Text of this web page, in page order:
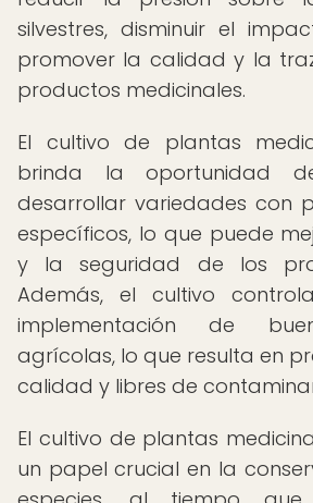
silvestres, disminuir el
promover la calidad y la
productos medicinales.
El cultivo de plantas
brinda la oportunidad
desarrollar variedades con
específicos, lo que puede
y la seguridad de los
Además, el cultivo
implementación de
agrícolas, lo que resulta en
calidad y libres de
El cultivo de plantas
un papel crucial en la